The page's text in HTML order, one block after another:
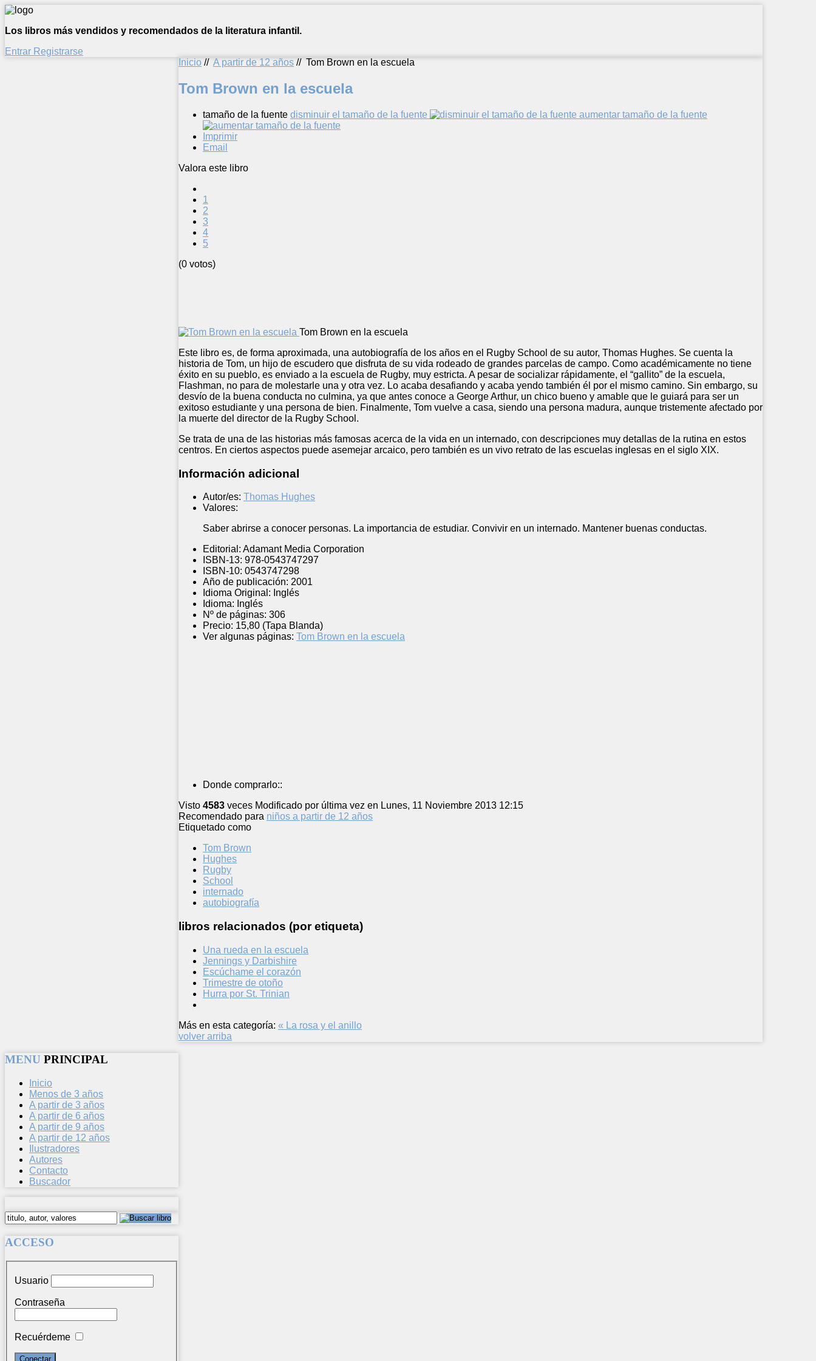
Los libros más vendidos y recomendados de la literatura infantil.
Entrar Registrarse
Inicio // A partir de 12 años // Tom Brown en la escuela
Tom Brown en la escuela
tamaño de la fuente disminuir el tamaño de la fuente aumentar tamaño de la fuente
Imprimir
Email
Valora este libro
1
2
3
4
5
(0 votos)
Tom Brown en la escuela
Este libro es, de forma aproximada, una autobiografía de los años en el Rugby School de su autor, Thomas Hughes. Se cuenta la
historia de Tom, un hijo de escudero que disfruta de su vida rodeado de grandes parcelas de campo. Como académicamente no tiene
éxito en su pueblo, es enviado a la escuela de Rugby, muy estricta. A pesar de socializar rápidamente, el “gallito” de la escuela,
Flashman, no para de molestarle una y otra vez. Lo acaba desafiando y acaba yendo también él por el mismo camino. Sin embargo, su
desvío de la buena conducta no culmina, ya que antes conoce a George Arthur, un chico bueno y amable que le guiará para ser un
exitoso estudiante y una persona de bien. Finalmente, Tom vuelve a casa, siendo una persona madura, aunque tristemente afectado por
la muerte del director de la Rugby School.
Se trata de una de las historias más famosas acerca de la vida en un internado, con descripciones muy detallas de la rutina en estos
centros. En ciertos aspectos puede asemejar arcaico, pero también es un vivo retrato de las escuelas inglesas en el siglo XIX.
Información adicional
Autor/es: Thomas Hughes
Valores:
Saber abrirse a conocer personas. La importancia de estudiar. Convivir en un internado. Mantener buenas conductas.
Editorial: Adamant Media Corporation
ISBN-13: 978-0543747297
ISBN-10: 0543747298
Año de publicación: 2001
Idioma Original: Inglés
Idioma: Inglés
Nº de páginas: 306
Precio: 15,80 (Tapa Blanda)
Ver algunas páginas: Tom Brown en la escuela
Donde comprarlo::
Visto 4583 veces Modificado por última vez en Lunes, 11 Noviembre 2013 12:15
Recomendado para niños a partir de 12 años
Etiquetado como
Tom Brown
Hughes
Rugby
School
internado
autobiografía
libros relacionados (por etiqueta)
Una rueda en la escuela
Jennings y Darbishire
Escúchame el corazón
Trimestre de otoño
Hurra por St. Trinian
Más en esta categoría: « La rosa y el anillo
volver arriba
MENU PRINCIPAL
Inicio
Menos de 3 años
A partir de 3 años
A partir de 6 años
A partir de 9 años
A partir de 12 años
Ilustradores
Autores
Contacto
Buscador
ACCESO
Usuario
Contraseña
Recuérdeme